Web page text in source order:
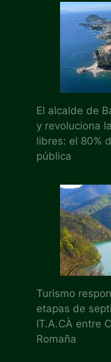
El alcalde de
y revoluciona
libres: el 80%
pública
Turismo
etapas de
IT.A.CÀ entre
Romaña